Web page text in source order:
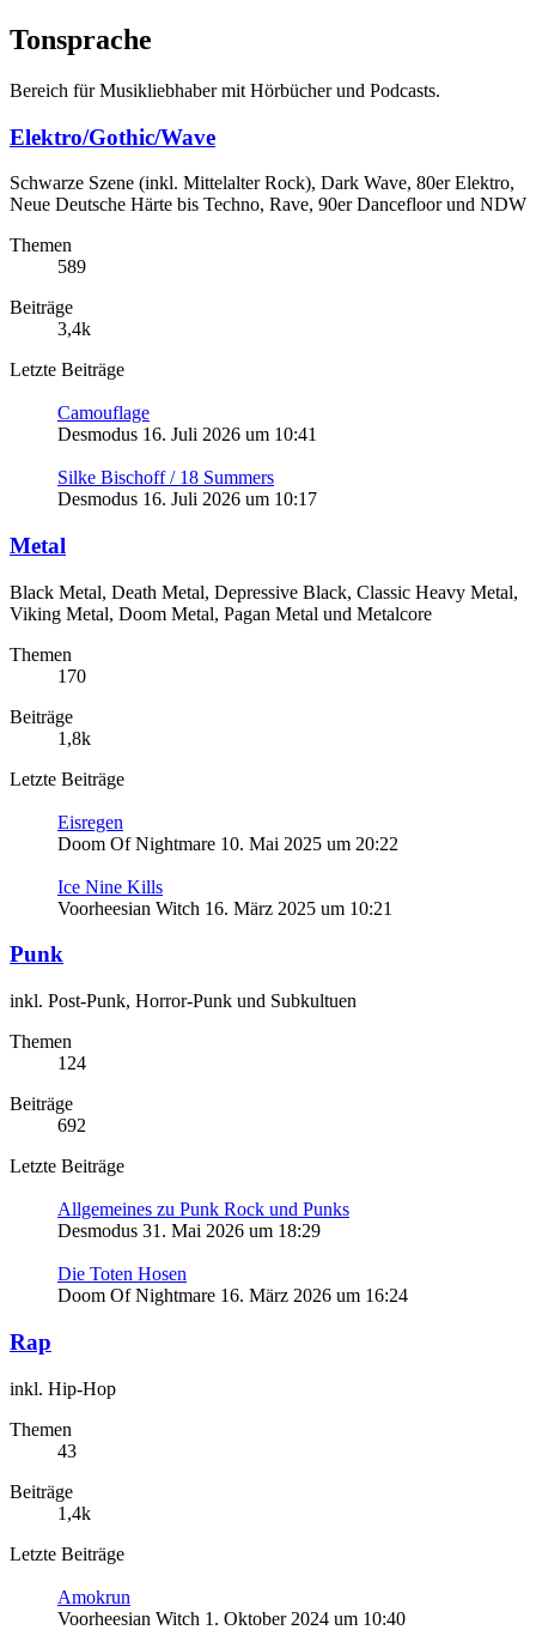
Tonsprache
Bereich für Musikliebhaber mit Hörbücher und Podcasts.
Elektro/Gothic/Wave
Schwarze Szene (inkl. Mittelalter Rock), Dark Wave, 80er Elektro,
Neue Deutsche Härte bis Techno, Rave, 90er Dancefloor und NDW
Themen
589
Beiträge
3,4k
Letzte Beiträge
Camouflage
Desmodus 16. Juli 2026 um 10:41
Silke Bischoff / 18 Summers
Desmodus 16. Juli 2026 um 10:17
Metal
Black Metal, Death Metal, Depressive Black, Classic Heavy Metal,
Viking Metal, Doom Metal, Pagan Metal und Metalcore
Themen
170
Beiträge
1,8k
Letzte Beiträge
Eisregen
Doom Of Nightmare 10. Mai 2025 um 20:22
Ice Nine Kills
Voorheesian Witch 16. März 2025 um 10:21
Punk
inkl. Post-Punk, Horror-Punk und Subkultuen
Themen
124
Beiträge
692
Letzte Beiträge
Allgemeines zu Punk Rock und Punks
Desmodus 31. Mai 2026 um 18:29
Die Toten Hosen
Doom Of Nightmare 16. März 2026 um 16:24
Rap
inkl. Hip-Hop
Themen
43
Beiträge
1,4k
Letzte Beiträge
Amokrun
Voorheesian Witch 1. Oktober 2024 um 10:40